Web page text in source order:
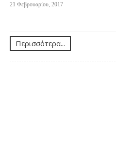
21 Φεβρουαρίου, 2017
Περισσότερα...